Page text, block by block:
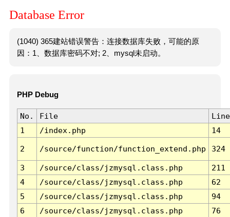
Database Error
(1040) 365建站错误警告：连接数据库失败，可能的原
因：1、数据库密码不对; 2、mysql未启动。
PHP Debug
No. File
Line
1
/index.php 14
2 /source/function/function_extend.php 324
3 /source/class/jzmysql.class.php
211
4
/source/class/jzmysql.class.php
62
5
/source/class/jzmysql.class.php
94
6
/source/class/jzmysql.class.php 76